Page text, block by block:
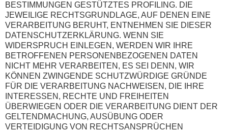
BESTIMMUNGEN GESTÜTZTES PROFILING. DIE
JEWEILIGE RECHTSGRUNDLAGE, AUF DENEN EINE
VERARBEITUNG BERUHT, ENTNEHMEN SIE DIESER
DATENSCHUTZERKLÄRUNG. WENN SIE
WIDERSPRUCH EINLEGEN, WERDEN WIR IHRE
BETROFFENEN PERSONENBEZOGENEN DATEN
NICHT MEHR VERARBEITEN, ES SEI DENN, WIR
KÖNNEN ZWINGENDE SCHUTZWÜRDIGE GRÜNDE
FÜR DIE VERARBEITUNG NACHWEISEN, DIE IHRE
INTERESSEN, RECHTE UND FREIHEITEN
ÜBERWIEGEN ODER DIE VERARBEITUNG DIENT DER
GELTENDMACHUNG, AUSÜBUNG ODER
VERTEIDIGUNG VON RECHTSANSPRÜCHEN